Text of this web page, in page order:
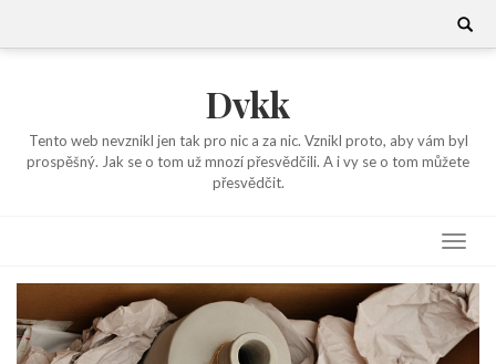
Search
Dvkk
Tento web nevznikl jen tak pro nic a za nic. Vznikl proto, aby vám byl
prospěšný. Jak se o tom už mnozí přesvědčili. A i vy se o tom můžete
přesvědčit.